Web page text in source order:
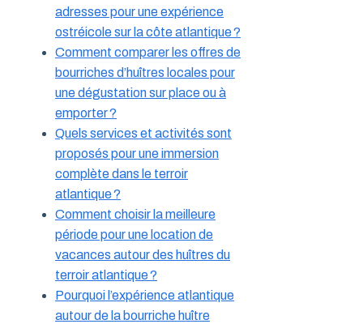
adresses pour une expérience
ostréicole sur la côte atlantique ?
Comment comparer les offres de
bourriches d’huîtres locales pour
une dégustation sur place ou à
emporter ?
Quels services et activités sont
proposés pour une immersion
complète dans le terroir
atlantique ?
Comment choisir la meilleure
période pour une location de
vacances autour des huîtres du
terroir atlantique ?
Pourquoi l’expérience atlantique
autour de la bourriche huître